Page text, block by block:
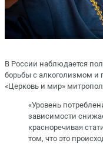
В России наблюдается
борьбы с алкоголизмом и
«Церковь и мир»
«Уровень
зависимости
красноречивая
том, что это